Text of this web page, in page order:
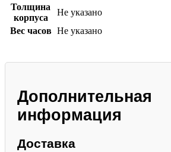
Толщина
корпуса
Не указано
Вес часов Не указано
Дополнительная
информация
Доставка